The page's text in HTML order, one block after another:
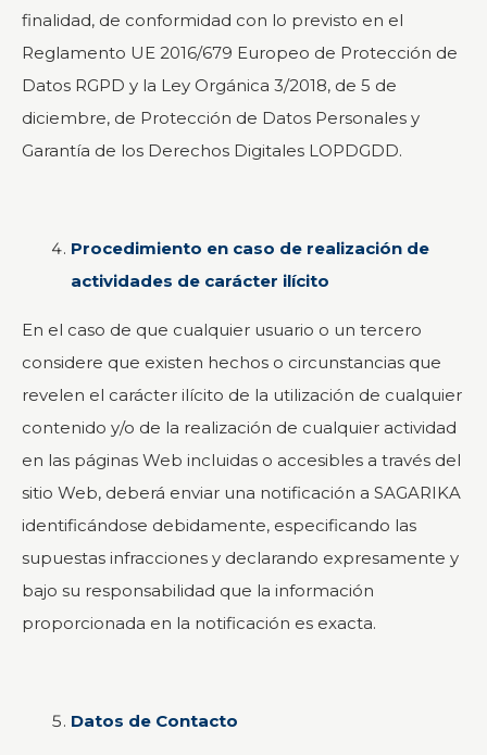
finalidad, de conformidad con lo previsto en el
Reglamento UE 2016/679 Europeo de Protección de
Datos RGPD y la Ley Orgánica 3/2018, de 5 de
diciembre, de Protección de Datos Personales y
Garantía de los Derechos Digitales LOPDGDD.
Procedimiento en caso de realización de
actividades de carácter ilícito
En el caso de que cualquier usuario o un tercero
considere que existen hechos o circunstancias que
revelen el carácter ilícito de la utilización de cualquier
contenido y/o de la realización de cualquier actividad
en las páginas Web incluidas o accesibles a través del
sitio Web, deberá enviar una notificación a SAGARIKA
identificándose debidamente, especificando las
supuestas infracciones y declarando expresamente y
bajo su responsabilidad que la información
proporcionada en la notificación es exacta.
Datos de Contacto